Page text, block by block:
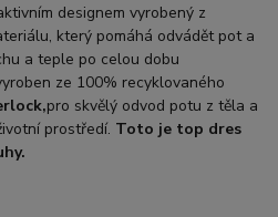
designem vyrobený z
který pomáhá odvádět pot a
a teple po celou dobu
ze 100% recyklovaného
pro skvělý odvod potu z těla a
prostředí. Toto je top dres